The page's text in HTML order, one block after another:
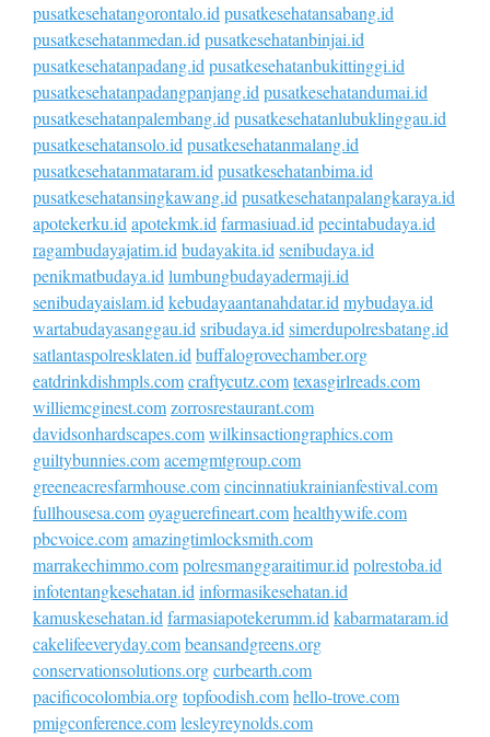
pusatkesehatangorontalo.id pusatkesehatansabang.id
pusatkesehatanmedan.id pusatkesehatanbinjai.id
pusatkesehatanpadang.id pusatkesehatanbukittinggi.id
pusatkesehatanpadangpanjang.id pusatkesehatandumai.id
pusatkesehatanpalembang.id pusatkesehatanlubuklinggau.id
pusatkesehatansolo.id pusatkesehatanmalang.id
pusatkesehatanmataram.id pusatkesehatanbima.id
pusatkesehatansingkawang.id pusatkesehatanpalangkaraya.id
apotekerku.id apotekmk.id farmasiuad.id pecintabudaya.id
ragambudayajatim.id budayakita.id senibudaya.id
penikmatbudaya.id lumbungbudayadermaji.id
senibudayaislam.id kebudayaantanahdatar.id mybudaya.id
wartabudayasanggau.id sribudaya.id simerdupolresbatang.id
satlantaspolresklaten.id buffalogrovechamber.org
eatdrinkdishmpls.comcraftycutz.comtexasgirlreads.com
williemcginest.comzorrosrestaurant.com
davidsonhardscapes.comwilkinsactiongraphics.com
guiltybunnies.comacemgmtgroup.com
greeneacresfarmhouse.comcincinnatiukrainianfestival.com
fullhousesa.comoyaguerefineart.comhealthywife.com
pbcvoice.comamazingtimlocksmith.com
marrakechimmo.compolresmanggaraitimur.id polrestoba.id
infotentangkesehatan.id informasikesehatan.id
kamuskesehatan.id farmasiapotekerumm.id kabarmataram.id
cakelifeeveryday.combeansandgreens.org
conservationsolutions.orgcurbearth.com
pacificocolombia.orgtopfoodish.comhello-trove.com
pmigconference.comlesleyreynolds.com